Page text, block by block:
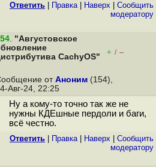
Ответить Правка| Наверх
Cообщить
модератору
. "Августовское
CachyOS"
+ / –
от Аноним (154),
Авг-24, 22:25
Ну а кому-то точно так же не
нужны КДЕшные пердоли и баги,
всё честно.
Ответить Правка| Наверх
Cообщить
модератору